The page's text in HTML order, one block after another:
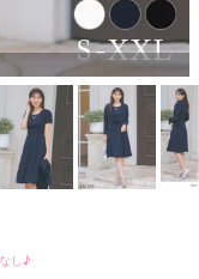
し♪